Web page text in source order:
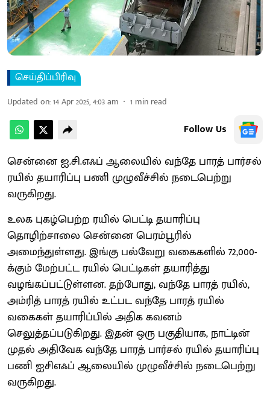
செய்திப்பிரிவு
Updated on:14 Apr 2025, 4:03 am 1 min read
Follow Us
சென்னை ஐ.சி.எஃப் ஆலையில் வந்தே பாரத் பார்சல்
ரயில் தயாரிப்பு பணி முழுவீச்சில் நடைபெற்று
வருகிறது.
உலக புகழ்பெற்ற ரயில் பெட்டி தயாரிப்பு
தொழிற்சாலை சென்னை பெரம்பூரில்
அமைந்துள்ளது. இங்கு பல்வேறு வகைகளில் 72,000-
க்கும் மேற்பட்ட ரயில் பெட்டிகள் தயாரித்து
வழங்கப்பட்டுள்ளன. தற்போது, வந்தே பாரத் ரயில்,
அம்ரித் பாரத் ரயில் உட்பட வந்தே பாரத் ரயில்
வகைகள் தயாரிப்பில் அதிக கவனம்
செலுத்தப்படுகிறது. இதன் ஒரு பகுதியாக, நாட்டின்
முதல் அதிவேக வந்தே பாரத் பார்சல் ரயில் தயாரிப்பு
பணி ஐசிஎஃப் ஆலையில் முழுவீச்சில் நடைபெற்று
வருகிறது.